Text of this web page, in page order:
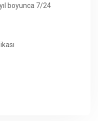
boyunca 7/24